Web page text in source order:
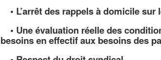
• L’arrêt des rappels à domicile
• Une évaluation réelle des
besoins en effectif aux besoins des